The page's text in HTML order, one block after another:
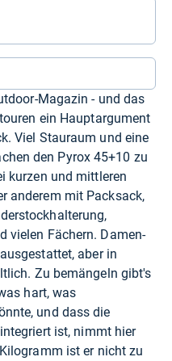
Magazin - und das
ein Hauptargument
Viel Stauraum und eine
den Pyrox 45+10 zu
kurzen und mittleren
anderem mit Packsack,
vielen Fächern. Damen-
aber in
Zu bemängeln gibt's
hart, was
und dass die
ist, nimmt hier
ist er nicht zu